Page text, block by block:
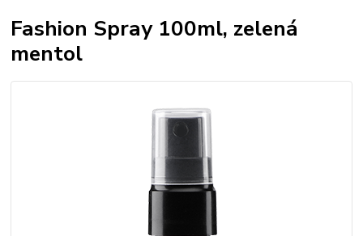
Fashion Spray 100ml, zelená
mentol